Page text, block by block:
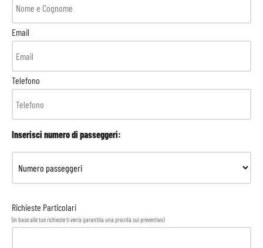
Email
Telefono
Inserisci numero di passeggeri:
Richieste Particolari
(in base alle tue richieste ti verrà garantita una priorità sul preventivo)